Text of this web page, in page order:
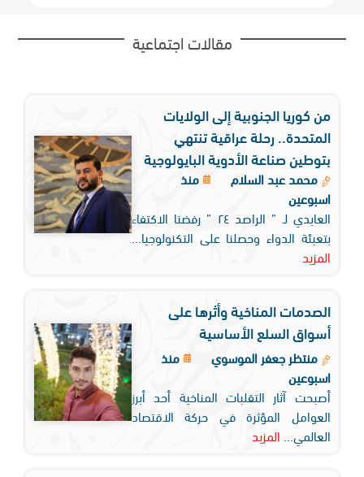
مقالات اجتماعية
من كوريا الجنوبية إلى الولايات
المتحدة.. رحلة عراقية تنتهي
بتوطين صناعة الأدوية البايولوجية
محمد عبد السلام
منذ
اسبوعين
العابدي لـ ” الراصد ٢٤ ” رفضنا الاكتفاء
بتعبئة الدواء وحصلنا على التكنولوجيا...
المزيد
الصدمات المناخية وأثرها على
أسواق السلع الأساسية
منتظر جعفر الموسوي
منذ
اسبوعين
أصبحت آثار التقلبات المناخية أحد أبرز
العوامل المؤثرة في حركة الاقتصاد
العالمي...
المزيد